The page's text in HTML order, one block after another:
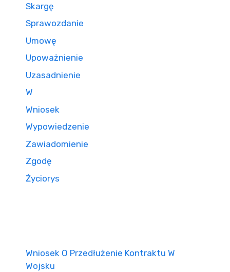
Skargę
Sprawozdanie
Umowę
Upoważnienie
Uzasadnienie
W
Wniosek
Wypowiedzenie
Zawiadomienie
Zgodę
Życiorys
Wniosek O Przedłużenie Kontraktu W
Wojsku